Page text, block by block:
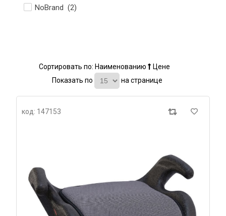
NoBrand (2)
Сортировать по: Наименованию
Цене
Показать по
на странице
код: 147153